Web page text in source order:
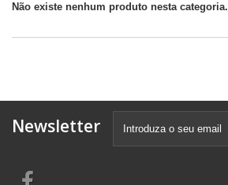
Não existe nenhum produto nesta categoria.
Newsletter